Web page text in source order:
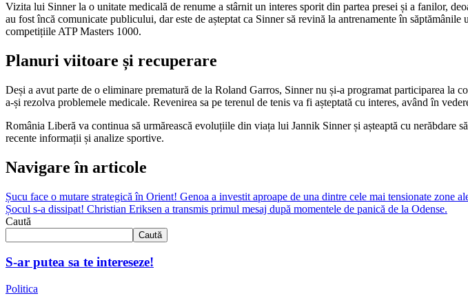
Vizita lui Sinner la o unitate medicală de renume a stârnit un interes sporit din partea presei și a fanilor,
au fost încă comunicate publicului, dar este de așteptat ca Sinner să revină la antrenamente în
competițiile ATP Masters 1000.
Planuri viitoare și recuperare
Deși a avut parte de o eliminare prematură de la Roland Garros, Sinner nu și-a programat participarea la
a-și rezolva problemele medicale. Revenirea sa pe terenul de tenis va fi așteptată cu interes, având în
România Liberă va continua să urmărească evoluțiile din viața lui Jannik Sinner și așteaptă cu nerăbdare
recente informații și analize sportive.
Navigare în articole
Șucu face o mutare strategică în Orient! Genoa a investit aproape de una dintre cele mai tensionate zone
Șocul s-a dissipat! Christian Eriksen a transmis primul mesaj după momentele de panică de la Odense.
Caută
Caută
S-ar putea sa te intereseze!
Politica